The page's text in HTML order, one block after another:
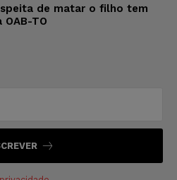
de matar o filho tem
TO